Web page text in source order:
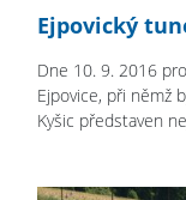
Ejpovický
Dne 10. 9. 2016
Ejpovice, při němž
Kyšic představen